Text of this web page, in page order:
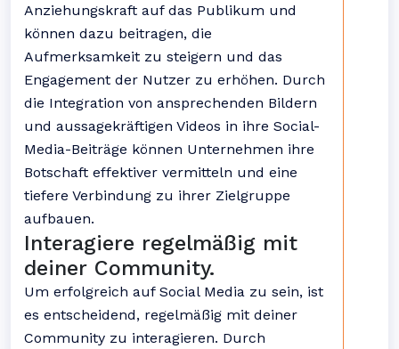
Anziehungskraft auf das Publikum und
können dazu beitragen, die
Aufmerksamkeit zu steigern und das
Engagement der Nutzer zu erhöhen. Durch
die Integration von ansprechenden Bildern
und aussagekräftigen Videos in ihre Social-
Media-Beiträge können Unternehmen ihre
Botschaft effektiver vermitteln und eine
tiefere Verbindung zu ihrer Zielgruppe
aufbauen.
Interagiere regelmäßig mit
deiner Community.
Um erfolgreich auf Social Media zu sein, ist
es entscheidend, regelmäßig mit deiner
Community zu interagieren. Durch